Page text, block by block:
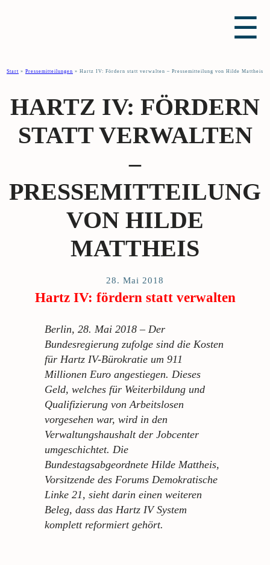
☰
Start » Pressemitteilungen » Hartz IV: Fördern statt verwalten – Pressemitteilung von Hilde Mattheis
HARTZ IV: FÖRDERN
STATT VERWALTEN
–
PRESSEMITTEILUNG
VON HILDE
MATTHEIS
28. Mai 2018
Hartz IV: fördern statt verwalten
Berlin, 28. Mai 2018 – Der
Bundesregierung zufolge sind die Kosten
für Hartz IV-Bürokratie um 911
Millionen Euro angestiegen. Dieses
Geld, welches für Weiterbildung und
Qualifizierung von Arbeitslosen
vorgesehen war, wird in den
Verwaltungshaushalt der Jobcenter
umgeschichtet. Die
Bundestagsabgeordnete Hilde Mattheis,
Vorsitzende des Forums Demokratische
Linke 21, sieht darin einen weiteren
Beleg, dass das Hartz IV System
komplett reformiert gehört.